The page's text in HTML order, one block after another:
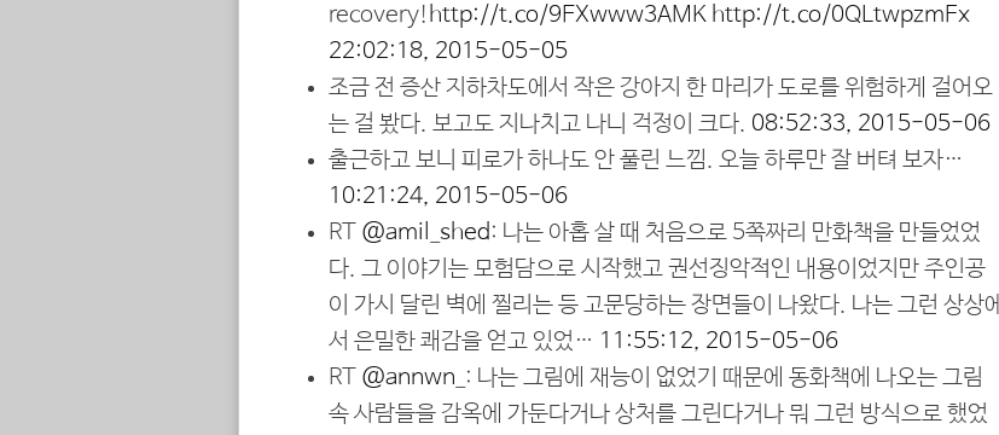
recovery!http://t.co/9EXwww3AMK http://t.co/0QLtwpzmFx
22:02:18, 2015-05-05
조금 전 증산 지하차도에서 작은 강아지 한 마리가 도로를 위험하게 걸어오
는 걸 봤다. 보고도 지나치고 나니 걱정이 크다. 08:52:33, 2015-05-06
출근하고 보니 피로가 하나도 안 풀린 느낌. 오늘 하루만 잘 버텨 보자…
10:21:24, 2015-05-06
RT @amil_shed: 나는 아홉 살 때 처음으로 5쪽짜리 만화책을 만들었었
다. 그 이야기는 모험담으로 시작했고 권선징악적인 내용이었지만 주인공
이 가시 달린 벽에 찔리는 등 고문당하는 장면들이 나왔다. 나는 그런 상상에
서 은밀한 쾌감을 얻고 있었… 11:55:12, 2015-05-06
RT @annwn_ : 나는 그림에 재능이 없었기 때문에 동화책에 나오는 그림
속 사람들을 감옥에 가둔다거나 상처를 그린다거나 뭐 그런 방식으로 했었